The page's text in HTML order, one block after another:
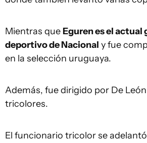
Mientras que Eguren es el actual
deportivo de Nacional y fue
en la selección uruguaya.
Además, fue dirigido por De
tricolores.
El funcionario tricolor se